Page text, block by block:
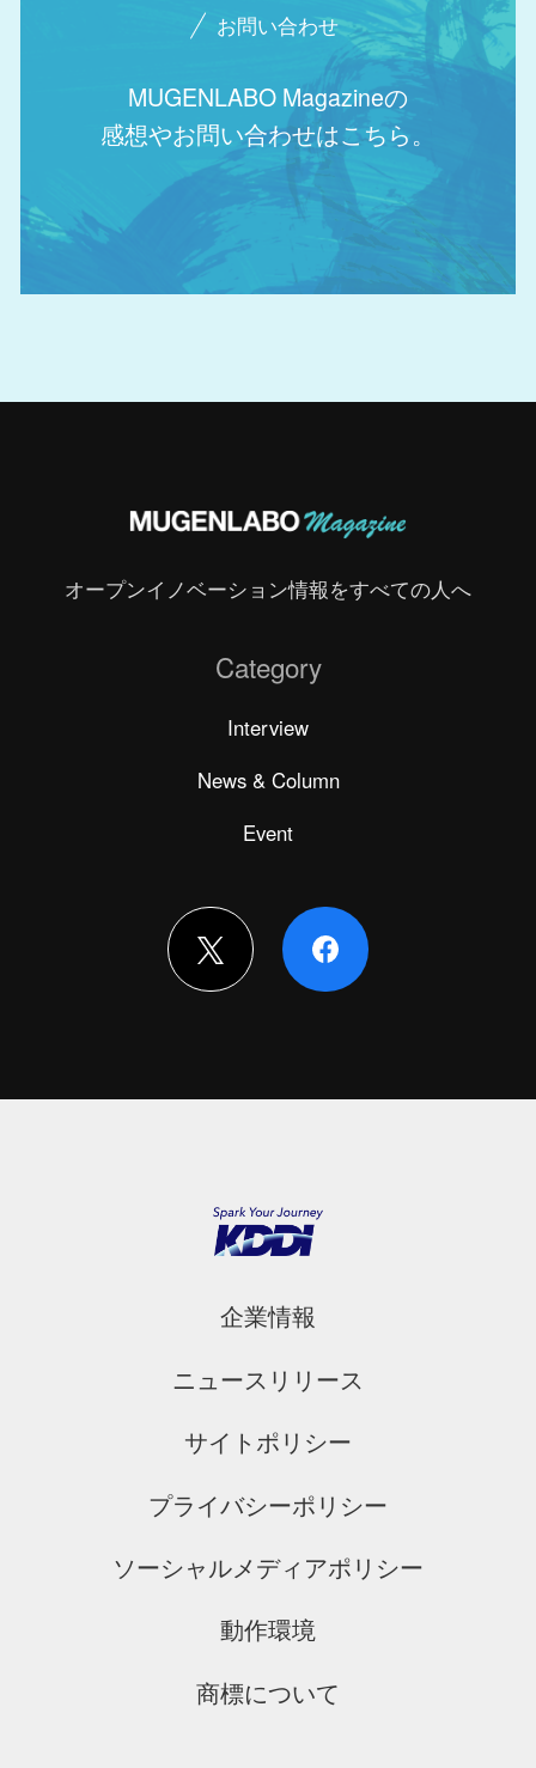
お問い合わせ
MUGENLABO Magazineの
感想やお問い合わせはこちら。
オープンイノベーション情報をすべての人へ
Category
Interview
News & Column
Event
企業情報
ニュースリリース
サイトポリシー
プライバシーポリシー
ソーシャルメディアポリシー
動作環境
商標について